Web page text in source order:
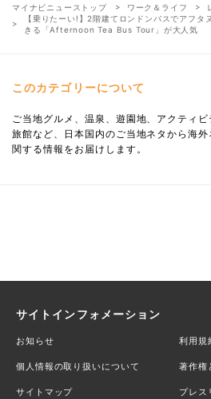
マイナビニューストップ ワーク＆ライフ
【乗りたーい!】2階建てロンドンバスでアフタ
きる「Afternoon Tea Bus Tour」が大人気
このカテゴリーについて
ご当地グルメ、温泉、遊園地、アクティ
旅館など、日本国内のご当地ネタから海
関する情報をお届けします。
サイトインフォメーション
お知らせ 利用規
個人情報の取り扱いについて 著作権
サイトマップ プレス